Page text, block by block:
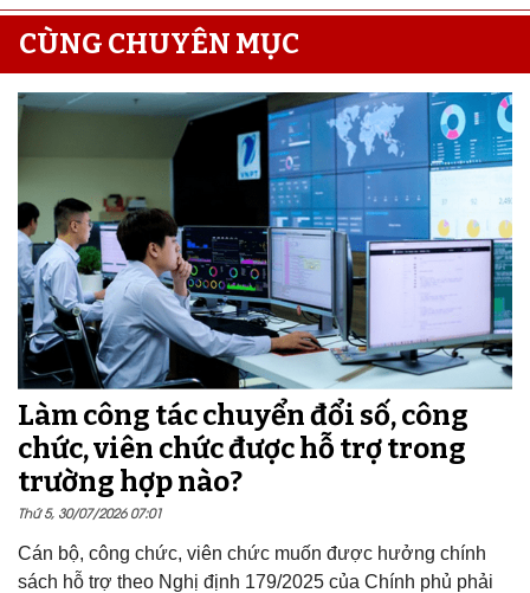
CÙNG CHUYÊN MỤC
Làm công tác chuyển đổi số, công
chức, viên chức được hỗ trợ trong
trường hợp nào?
Thứ 5, 30/07/2026 07:01
Cán bộ, công chức, viên chức muốn được hưởng chính
sách hỗ trợ theo Nghị định 179/2025 của Chính phủ phải